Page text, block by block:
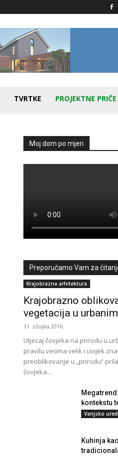
TVRTKE PROJEKTNE PRIČE
Moj dom po mjeri
Preporučamo Vam za čitanje
Krajobrazna arhitektura
Krajobrazno
vegetacija u
31. ožujka 2016.
Utjecaj čovjeka na prirodu u
pravilu veoma velik i uvijek
preoblikovanje u „prirodu“
čovjeka...
kontekstu
Vanjsko
Kuhinja